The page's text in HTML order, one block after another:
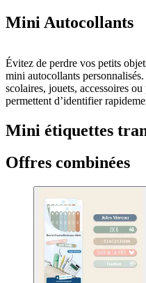
Mini Autocollants
Évitez de perdre vos petits
mini autocollants
scolaires, jouets, accessoires
permettent d’identifier
Mini étiquettes
Les mini étiquettes
sur un fond sombre, nous
vive pour une meilleure visibilité.
Instructions pour
En raison de leur petite
nécessiter un temps de repos
Offres combinées